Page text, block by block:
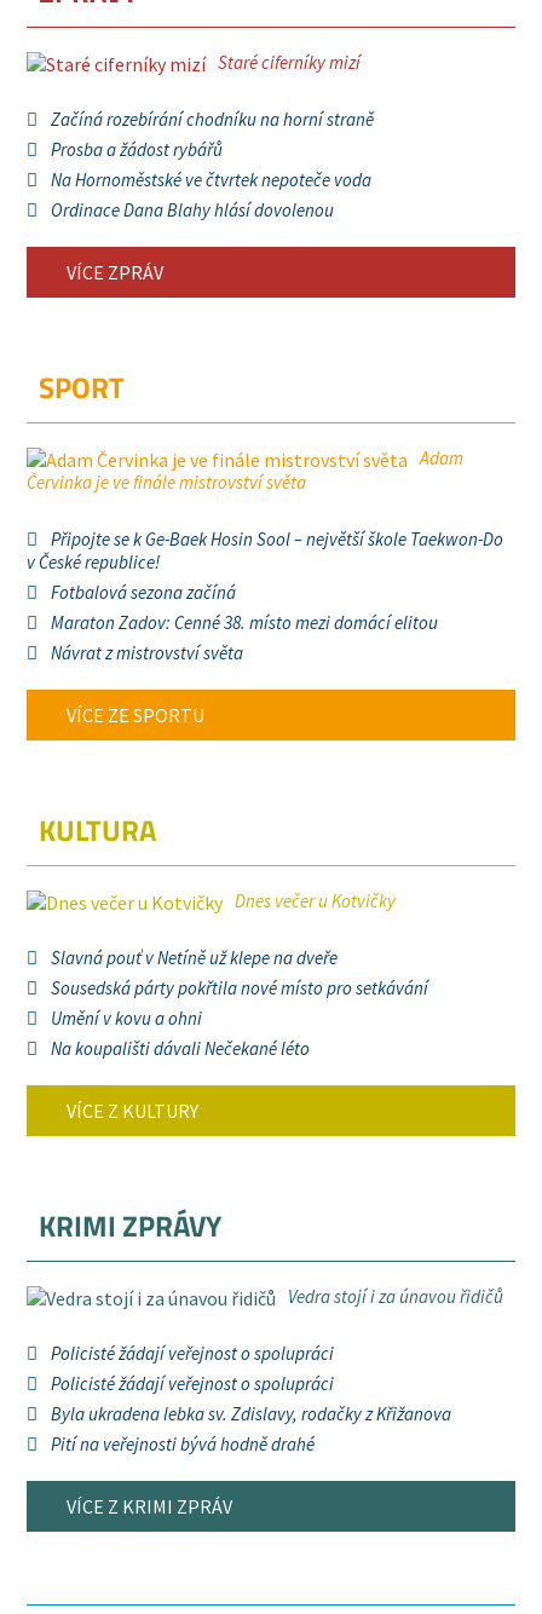
Staré ciferníky mizí
Začíná rozebírání chodníku na horní straně
Prosba a žádost rybářů
Na Hornoměstské ve čtvrtek nepoteče voda
Ordinace Dana Blahy hlásí dovolenou
VÍCE ZPRÁV
SPORT
Adam
Červinka je ve finále mistrovství světa
Připojte se k Ge-Baek Hosin Sool – největší škole Taekwon-Do
v České republice!
Fotbalová sezona začíná
Maraton Zadov: Cenné 38. místo mezi domácí elitou
Návrat z mistrovství světa
VÍCE ZE SPORTU
KULTURA
Dnes večer u Kotvičky
Slavná pouť v Netíně už klepe na dveře
Sousedská párty pokřtila nové místo pro setkávání
Umění v kovu a ohni
Na koupališti dávali Nečekané léto
VÍCE Z KULTURY
KRIMI ZPRÁVY
Vedra stojí i za únavou řidičů
Policisté žádají veřejnost o spolupráci
Policisté žádají veřejnost o spolupráci
Byla ukradena lebka sv. Zdislavy, rodačky z Křižanova
Pití na veřejnosti bývá hodně drahé
VÍCE Z KRIMI ZPRÁV